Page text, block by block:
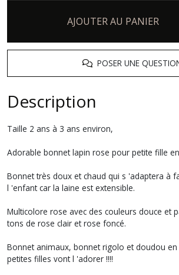
AJOUTER AU PANIER
POSER UNE
Description
Taille 2 ans à 3 ans environ,
Adorable bonnet lapin rose pour petite fille
Bonnet très doux et chaud qui s 'adaptera à
l 'enfant car la laine est extensible.
Multicolore rose avec des couleurs douce et
tons de rose clair et rose foncé.
Bonnet animaux, bonnet rigolo et doudou
petites filles vont l 'adorer !!!!